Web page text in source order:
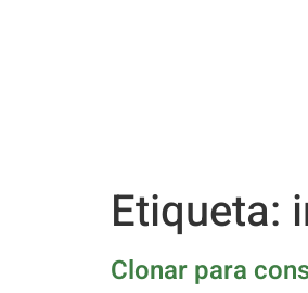
Etiqueta:
Clonar para